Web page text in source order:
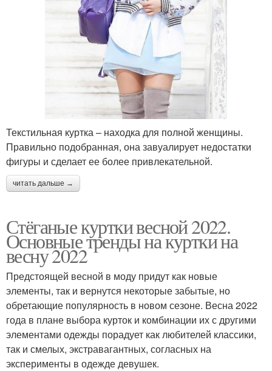
Текстильная куртка – находка для полной женщины.
Правильно подобранная, она завуалирует недостатки
фигуры и сделает ее более привлекательной.
читать дальше →
Стёганые куртки весной 2022.
Основные тренды на куртки на
весну 2022
Предстоящей весной в моду придут как новые
элементы, так и вернутся некоторые забытые, но
обретающие популярность в новом сезоне. Весна 2022
года в плане выбора курток и комбинации их с другими
элементами одежды порадует как любителей классики,
так и смелых, экстравагантных, согласных на
эксперименты в одежде девушек.